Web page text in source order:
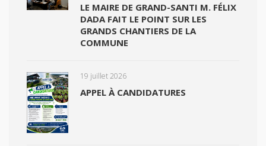
LE MAIRE DE GRAND-SANTI M. FÉLIX
DADA FAIT LE POINT SUR LES
GRANDS CHANTIERS DE LA
COMMUNE
19 juillet 2026
APPEL À CANDIDATURES